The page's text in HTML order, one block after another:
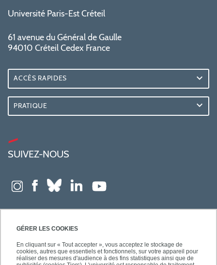
GÉRER LES COOKIES
En cliquant sur « Tout accepter », vous acceptez le stockage de
cookies, autres que essentiels et fonctionnels, sur votre appareil pour
réaliser des mesures d'audience à des fins statistiques ainsi que de
Université Paris-Est Créteil
61 avenue du Général de Gaulle
94010 Créteil Cedex France
ACCÈS RAPIDES
PRATIQUE
SUIVEZ-NOUS